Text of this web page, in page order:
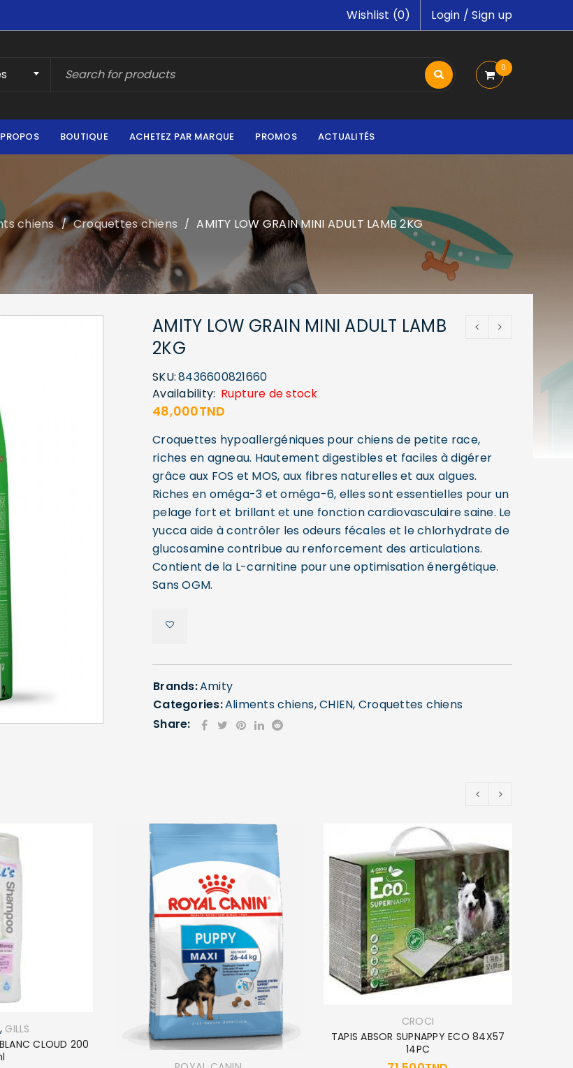
Se souvenir de moi
PERDU ?
Login /Sign up
Wishlist (0)
0
BOUTIQUE ACHETEZ PAR MARQUE PROMOS ACTUALITÉS
chiens / Croquettes chiens / AMITY LOW GRAIN MINI ADULT LAMB 2KG
AMITY LOW GRAIN MINI ADULT LAMB
2KG
SKU:8436600821660
Availability: Rupture de stock
48,000TND
Croquettes hypoallergéniques pour chiens de petite race,
riches en agneau. Hautement digestibles et faciles à digérer
grâce aux FOS et MOS, aux fibres naturelles et aux algues.
Riches en oméga-3 et oméga-6, elles sont essentielles pour un
pelage fort et brillant et une fonction cardiovasculaire saine. Le
yucca aide à contrôler les odeurs fécales et le chlorhydrate de
glucosamine contribue au renforcement des articulations.
Contient de la L-carnitine pour une optimisation énergétique.
Sans OGM.
Brands:Amity
Categories:Aliments chiens,CHIEN, Croquettes chiens
Share:
, GILLS
CLOUD 200
CROCI
TAPIS ABSOR SUPNAPPY ECO 84X57
14PC